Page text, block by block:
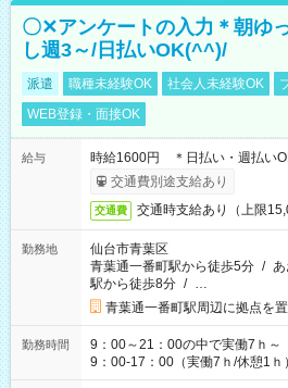
〇✕アンケートの入力＊朝ゆ
し週3～/日払いOK(^^)/
派遣 職種未経験OK 社会人未経験OK
WEB登録・面接OK
給与
時給1600円 ＊日払い・週払い
交通費別途支給あり
交通費 交通時支給あり（上限
勤務地
仙台市青葉区
青葉通一番町駅から徒歩5分 /
駅から徒歩8分 / …
青葉通一番町駅周辺に拠点を
勤務時間
9：00～21：00の中で実働7ｈ～ ＜シフト例＞ ●終わりも早め派
9：00-17：00（実働7ｈ/休憩1
憩1ｈ） 10：00-19：00（実働8ｈ/休憩1ｈ